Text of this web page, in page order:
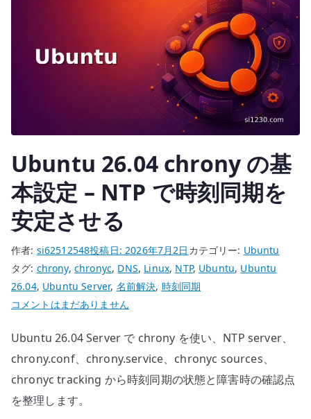
用
る
へ
の
Ubuntu 26.04 chrony の基
本設定 – NTP で時刻同期を
安定させる
作者: si62512548投稿日:2026年7月2日 カテゴリー: Ubuntu
タグ: chrony, chronyc, DNS, Linux, NTP, Ubuntu, Ubuntu
26.04, Ubuntu Server, 名前解決, 時刻同期
Ubuntu
chrony
の
基
本
コメントはまだありません
Ubuntu 26.04 Server で chrony を使い、NTP server、
chrony.conf、chrony.service、chronyc sources、
chronyc tracking から時刻同期の状態と障害時の確認点
を整理します。